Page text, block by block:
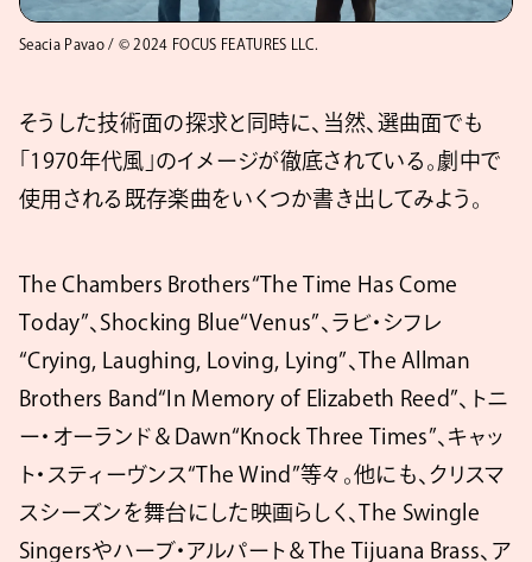
Seacia Pavao / © 2024 FOCUS FEATURES LLC.
そうした技術面の探求と同時に、当然、選曲面でも
「1970年代風」のイメージが徹底されている。劇中で
使用される既存楽曲をいくつか書き出してみよう。
The Chambers Brothers“The Time Has Come
Today”、Shocking Blue“Venus”、ラビ・シフレ
“Crying, Laughing, Loving, Lying”、The Allman
Brothers Band“In Memory of Elizabeth Reed”、トニ
ー・オーランド＆Dawn“Knock Three Times”、キャッ
ト・スティーヴンス“The Wind”等々。他にも、クリスマ
スシーズンを舞台にした映画らしく、The Swingle
Singersやハーブ・アルパート＆The Tijuana Brass、ア